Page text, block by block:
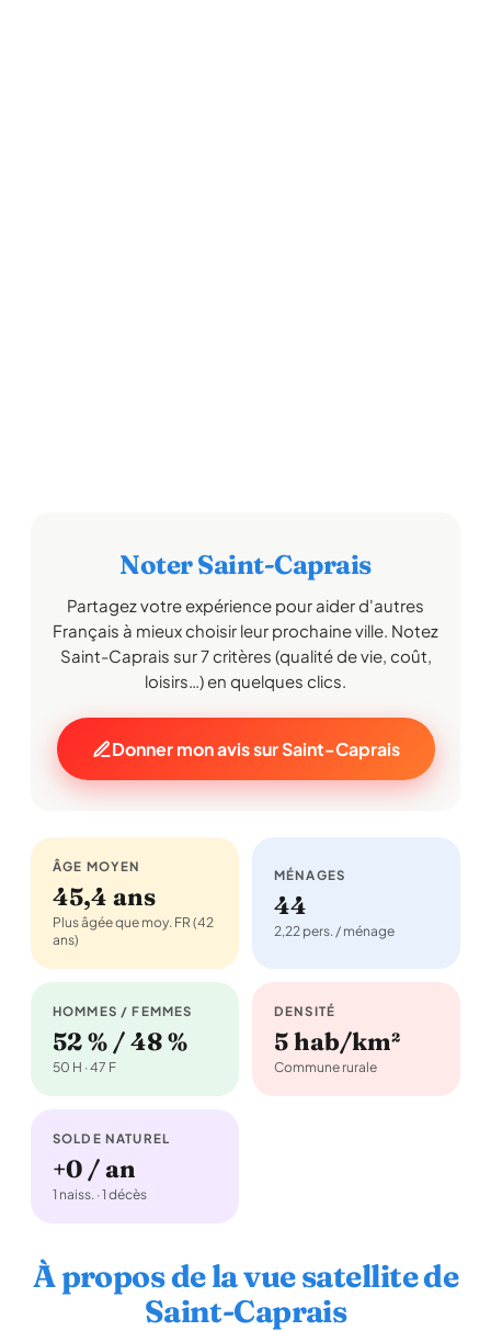
Noter Saint-Caprais
Partagez votre expérience pour aider d'autres
Français à mieux choisir leur prochaine ville. Notez
Saint-Caprais sur 7 critères (qualité de vie, coût,
loisirs…) en quelques clics.
Donner mon avis sur Saint-Caprais
ÂGE MOYEN
45,4 ans
Plus âgée que moy. FR (42
ans)
MÉNAGES
44
2,22 pers. / ménage
HOMMES / FEMMES
52 % / 48 %
50 H · 47 F
DENSITÉ
5 hab/km²
Commune rurale
SOLDE NATUREL
+0 / an
1 naiss. · 1 décès
À propos de la vue satellite de
Saint-Caprais